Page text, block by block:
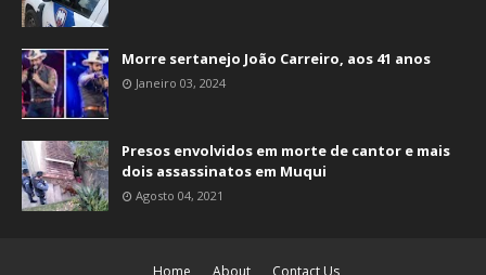
Morre sertanejo João Carreiro, aos 41 anos
Janeiro 03, 2024
Presos envolvidos em morte de cantor e mais
dois assassinatos em Muqui
Agosto 04, 2021
Home About Contact Us